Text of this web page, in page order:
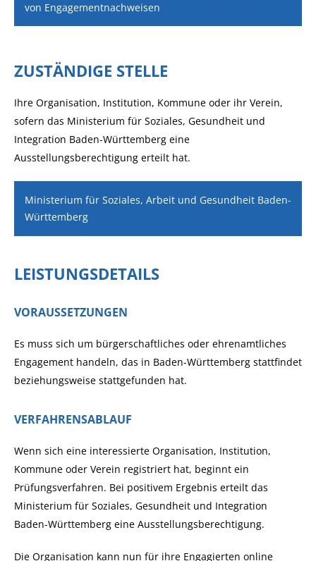
von Engagementnachweisen
ZUSTÄNDIGE STELLE
Ihre Organisation, Institution, Kommune oder ihr Verein,
sofern das Ministerium für Soziales, Gesundheit und
Integration Baden-Württemberg eine
Ausstellungsberechtigung erteilt hat.
Ministerium für Soziales, Arbeit und Gesundheit Baden-
Württemberg
LEISTUNGSDETAILS
VORAUSSETZUNGEN
Es muss sich um bürgerschaftliches oder ehrenamtliches
Engagement handeln, das in Baden-Württemberg stattfindet
beziehungsweise stattgefunden hat.
VERFAHRENSABLAUF
Wenn sich eine interessierte Organisation, Institution,
Kommune oder Verein registriert hat, beginnt ein
Prüfungsverfahren. Bei positivem Ergebnis erteilt das
Ministerium für Soziales, Gesundheit und Integration
Baden-Württemberg eine Ausstellungsberechtigung.
Die Organisation kann nun für ihre Engagierten online